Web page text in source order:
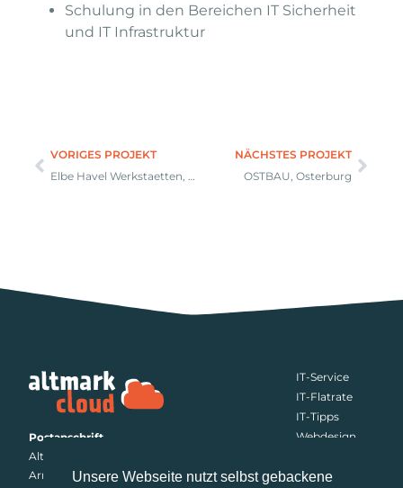
Schulung in den Bereichen IT Sicherheit
und IT Infrastruktur
VORIGES PROJEKT
NÄCHSTES PROJEKT
OSTBAU, Osterburg
IT-Service
IT-Flatrate
IT-Tipps
Webdesign
Fernwartung
Postanschrift
Altmark.Cloud
Arneburger Straße 21a
Unsere Webseite nutzt selbst gebackene